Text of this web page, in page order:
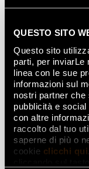
QUESTO SITO
Questo sito
parti, per inviarLe
linea con le sue
informazioni sul
nostri partner che
pubblicità e
con altre
raccolto dal tuo
saperne di più o
cookie clicchi qui
Mosaïques
LAVA MOSAICO
30x30
Listels